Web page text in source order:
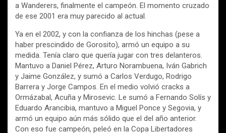
a Wanderers, finalmente el campeón. El momento cruzado
de ese 2001 era muy parecido al actual.
Ya en el 2002, y con la confianza de los hinchas (pese a
haber prescindido de Gorosito), armó un equipo a su
medida. Tenía claro que quería jugar con tres delanteros.
Mantuvo a Daniel Pérez, Arturo Norambuena, Iván Gabrich
y Jaime González, y sumó a Carlos Verdugo, Rodrigo
Barrera y Jorge Campos. En el medio volvió cracks a
Ormázabal, Acuña y Mirosevic. Le sumó a Fernando Solís y
Eduardo Arancibia, mantuvo a Miguel Ponce y Segovia, y
armó un equipo aún más sólido que el del año anterior.
Con eso fue campeón, peleó en la Copa Libertadores